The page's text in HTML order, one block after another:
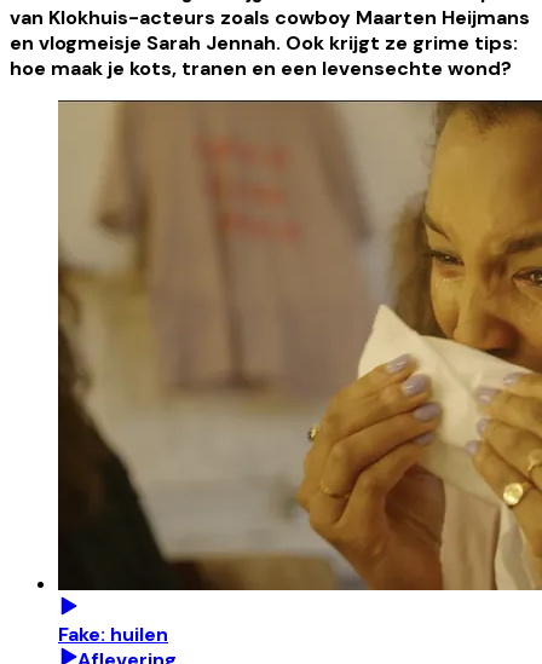
van Klokhuis-acteurs zoals cowboy Maarten Heijmans
en vlogmeisje Sarah Jennah. Ook krijgt ze grime tips:
hoe maak je kots, tranen en een levensechte wond?
Fake: huilen